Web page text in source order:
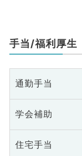
手当/福利厚生
通勤手当
学会補助
住宅手当